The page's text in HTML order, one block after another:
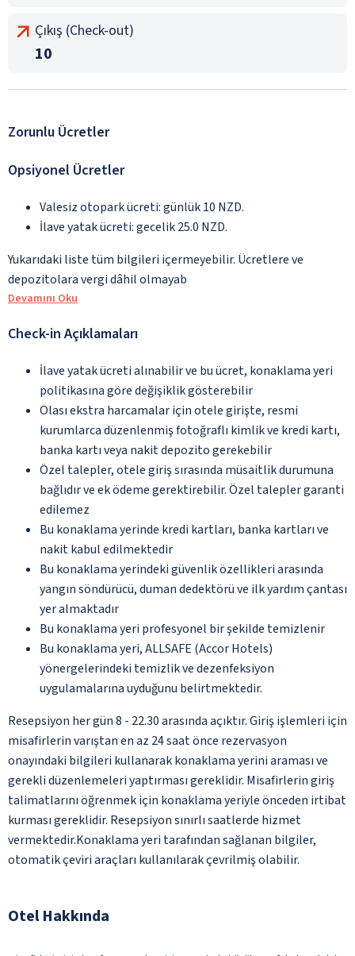
Çıkış (Check-out)
10
Zorunlu Ücretler
Opsiyonel Ücretler
Valesiz otopark ücreti: günlük 10 NZD.
İlave yatak ücreti: gecelik 25.0 NZD.
Yukarıdaki liste tüm bilgileri içermeyebilir. Ücretlere ve
depozitolara vergi dâhil olmayab
Devamını Oku
Check-in Açıklamaları
İlave yatak ücreti alınabilir ve bu ücret, konaklama yeri
politikasına göre değişiklik gösterebilir
Olası ekstra harcamalar için otele girişte, resmi
kurumlarca düzenlenmiş fotoğraflı kimlik ve kredi kartı,
banka kartı veya nakit depozito gerekebilir
Özel talepler, otele giriş sırasında müsaitlik durumuna
bağlıdır ve ek ödeme gerektirebilir. Özel talepler garanti
edilemez
Bu konaklama yerinde kredi kartları, banka kartları ve
nakit kabul edilmektedir
Bu konaklama yerindeki güvenlik özellikleri arasında
yangın söndürücü, duman dedektörü ve ilk yardım çantası
yer almaktadır
Bu konaklama yeri profesyonel bir şekilde temizlenir
Bu konaklama yeri, ALLSAFE (Accor Hotels)
yönergelerindeki temizlik ve dezenfeksiyon
uygulamalarına uyduğunu belirtmektedir.
Resepsiyon her gün 8 - 22.30 arasında açıktır. Giriş işlemleri için
misafirlerin varıştan en az 24 saat önce rezervasyon
onayındaki bilgileri kullanarak konaklama yerini araması ve
gerekli düzenlemeleri yaptırması gereklidir. Misafirlerin giriş
talimatlarını öğrenmek için konaklama yeriyle önceden irtibat
kurması gereklidir. Resepsiyon sınırlı saatlerde hizmet
vermektedir.Konaklama yeri tarafından sağlanan bilgiler,
otomatik çeviri araçları kullanılarak çevrilmiş olabilir.
Otel Hakkında